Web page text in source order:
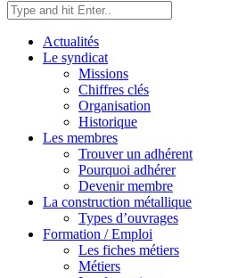
Actualités
Le syndicat
Missions
Chiffres clés
Organisation
Historique
Les membres
Trouver un adhérent
Pourquoi adhérer
Devenir membre
La construction métallique
Types d’ouvrages
Formation / Emploi
Les fiches métiers
Métiers